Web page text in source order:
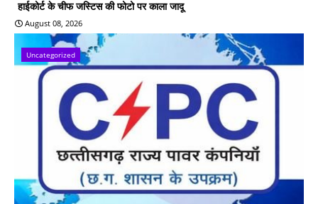
हाईकोर्ट के चीफ जस्टिस की फोटो पर काला जादू
August 08, 2026
Uncategorized